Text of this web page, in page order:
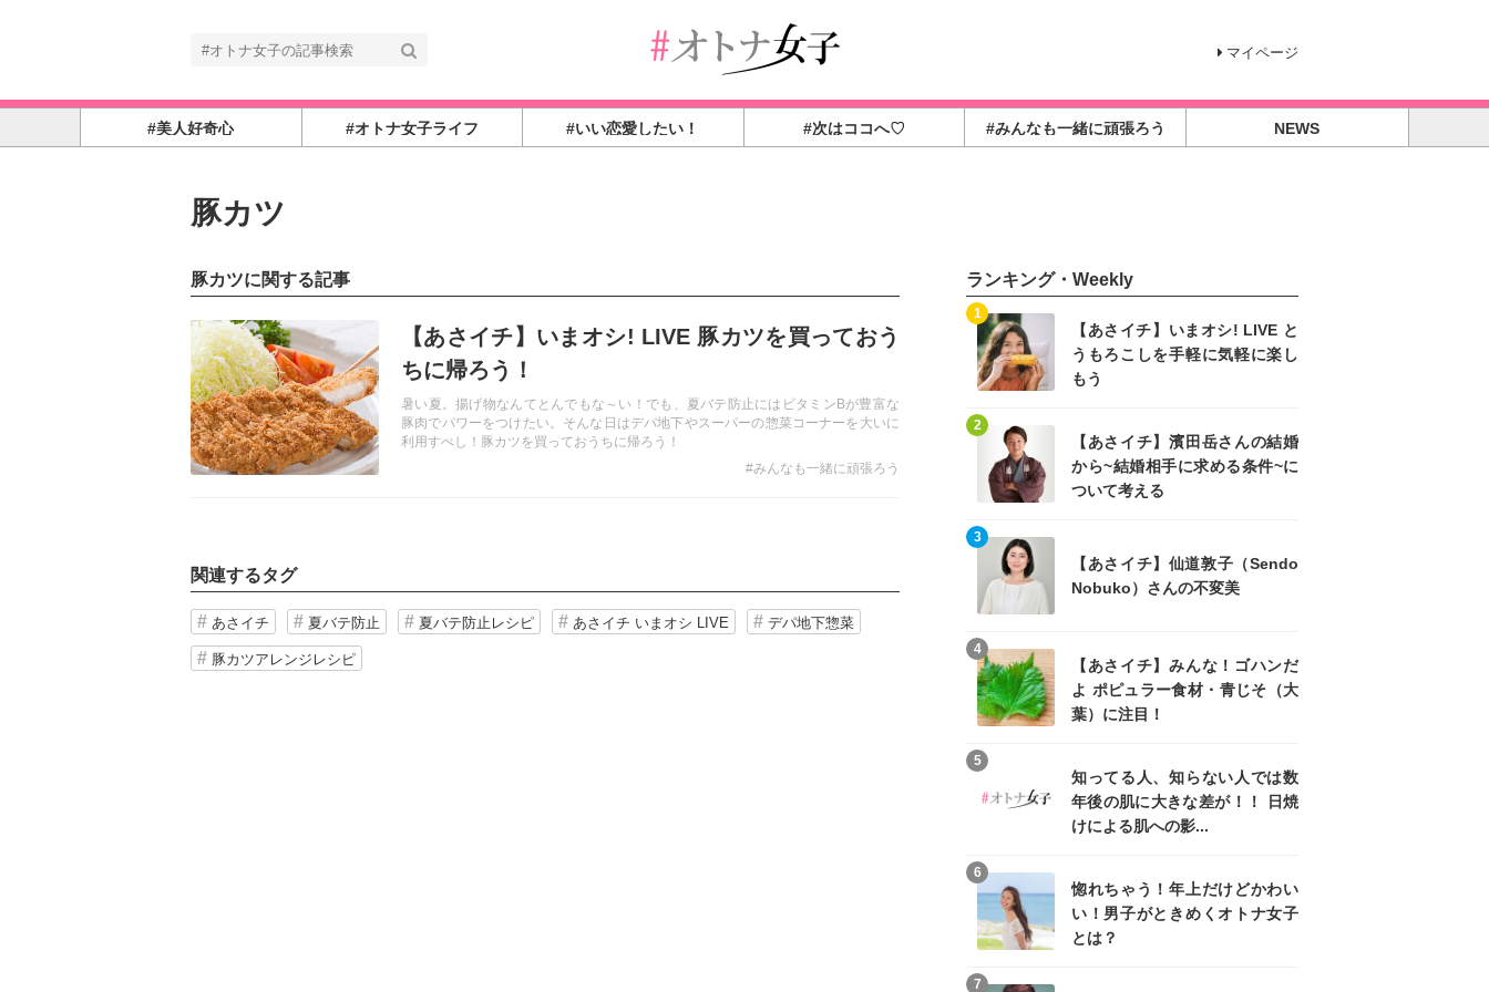
マイページ
#美人好奇心 #オトナ女子ライフ #いい恋愛したい！ #次はココへ♡ #みんなも一緒に頑張ろう NEWS
豚カツ
豚カツに関する記事
【あさイチ】いまオシ! LIVE 豚カツを買っておう
ちに帰ろう！
暑い夏。揚げ物なんてとんでもな～い！でも、夏バテ防止にはビタミンBが豊富な
豚肉でパワーをつけたい。そんな日はデパ地下やスーパーの惣菜コーナーを大いに
利用すべし！豚カツを買っておうちに帰ろう！
#みんなも一緒に頑張ろう
関連するタグ
あさイチ 夏バテ防止 夏バテ防止レシピ あさイチ いまオシ LIVE デパ地下惣菜
豚カツアレンジレシピ
ランキング・Weekly
【あさイチ】いまオシ! LIVE と
うもろこしを手軽に気軽に楽し
もう
1
【あさイチ】濱田岳さんの結婚
から~結婚相手に求める条件~に
ついて考える
2
【あさイチ】仙道敦子（Sendo
Nobuko）さんの不変美
3
【あさイチ】みんな！ゴハンだ
よ ポピュラー食材・青じそ（大
葉）に注目！
4
知ってる人、知らない人では数
年後の肌に大きな差が！！ 日焼
けによる肌への影...
5
惚れちゃう！年上だけどかわい
い！男子がときめくオトナ女子
とは？
6
7